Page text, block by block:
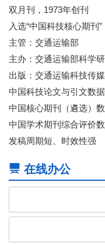
双月刊，1973年创刊
入选“中国科技核心期刊”
主管：交通运输部
主办：交通运输部科学
出版：交通运输科技传
中国科技论文与引文数
中国核心期刊（遴选）
中国学术期刊综合评价
发稿周期短、时效性强
在线办公